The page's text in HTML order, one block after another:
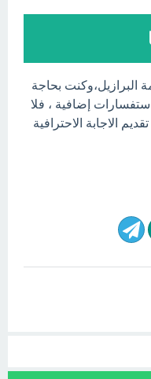
البرازيل،وكنت بحاجة
إضافية ، فلا
الاجابة الاحترافية